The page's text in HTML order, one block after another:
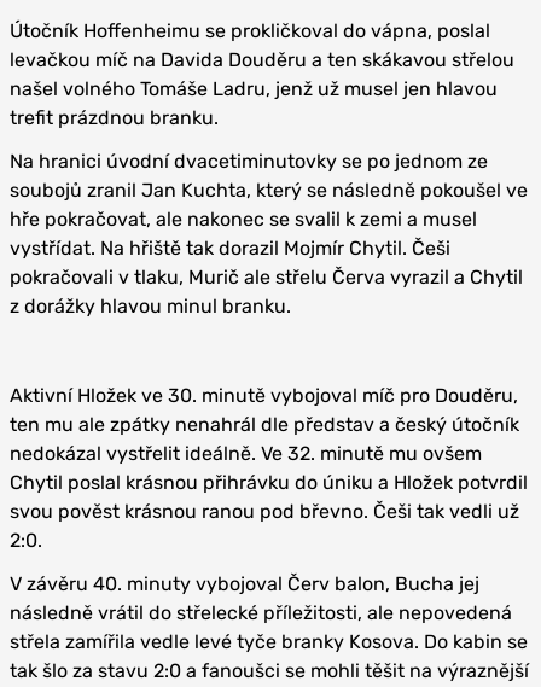
Útočník Hoffenheimu se prokličkoval do vápna, poslal
levačkou míč na Davida Douděru a ten skákavou střelou
našel volného Tomáše Ladru, jenž už musel jen hlavou
trefit prázdnou branku.
Na hranici úvodní dvacetiminutovky se po jednom ze
soubojů zranil Jan Kuchta, který se následně pokoušel ve
hře pokračovat, ale nakonec se svalil k zemi a musel
vystřídat. Na hřiště tak dorazil Mojmír Chytil. Češi
pokračovali v tlaku, Murič ale střelu Červa vyrazil a Chytil
z dorážky hlavou minul branku.
Aktivní Hložek ve 30. minutě vybojoval míč pro Douděru,
ten mu ale zpátky nenahrál dle představ a český útočník
nedokázal vystřelit ideálně. Ve 32. minutě mu ovšem
Chytil poslal krásnou přihrávku do úniku a Hložek potvrdil
svou pověst krásnou ranou pod břevno. Češi tak vedli už
2:0.
V závěru 40. minuty vybojoval Červ balon, Bucha jej
následně vrátil do střelecké příležitosti, ale nepovedená
střela zamířila vedle levé tyče branky Kosova. Do kabin se
tak šlo za stavu 2:0 a fanoušci se mohli těšit na výraznější